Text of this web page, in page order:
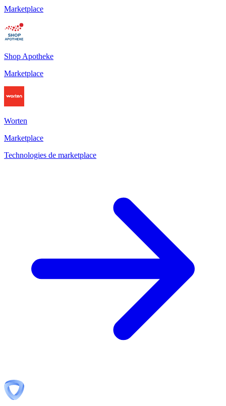
Marketplace
Shop Apotheke
Marketplace
Worten
Marketplace
Technologies de marketplace